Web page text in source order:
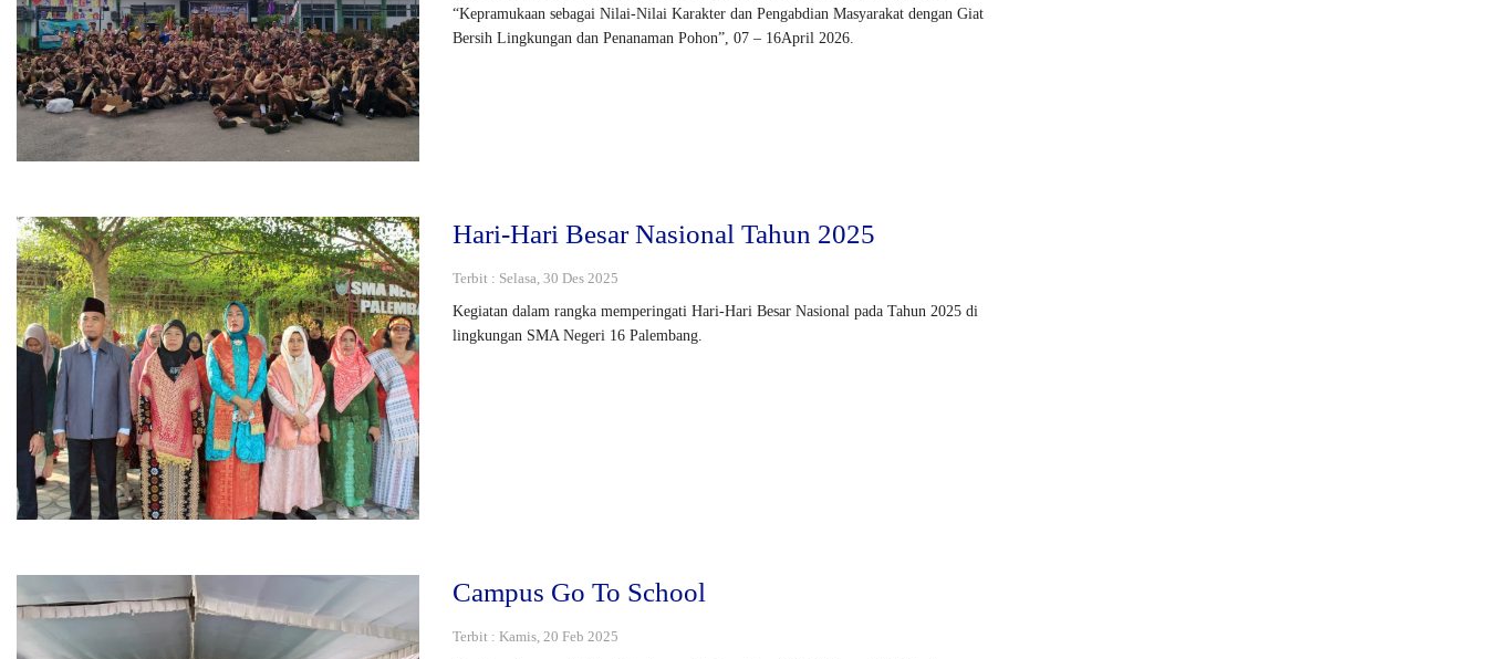
“Kepramukaan sebagai Nilai-Nilai Karakter dan Pengabdian Masyarakat dengan Giat
Bersih Lingkungan dan Penanaman Pohon”, 07 – 16April 2026.
Hari-Hari Besar Nasional Tahun 2025
Terbit : Selasa, 30 Des 2025
Kegiatan dalam rangka memperingati Hari-Hari Besar Nasional pada Tahun 2025 di
lingkungan SMA Negeri 16 Palembang.
Campus Go To School
Terbit : Kamis, 20 Feb 2025